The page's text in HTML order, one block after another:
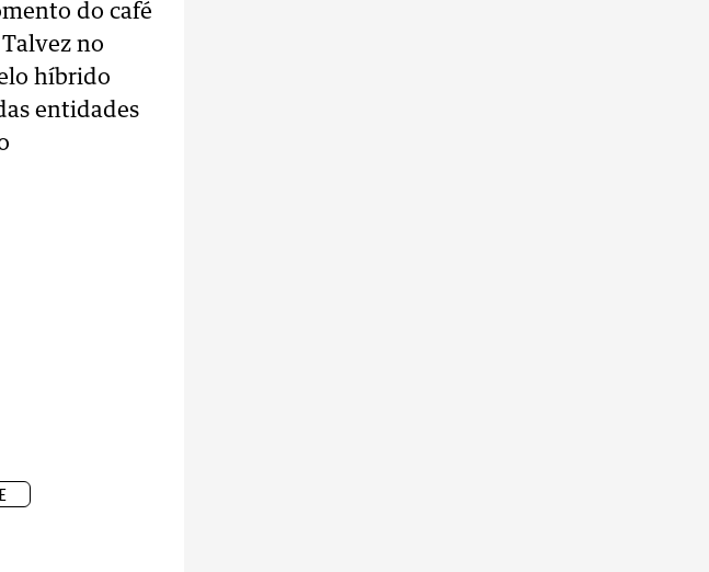
do café
no
híbrido
entidades